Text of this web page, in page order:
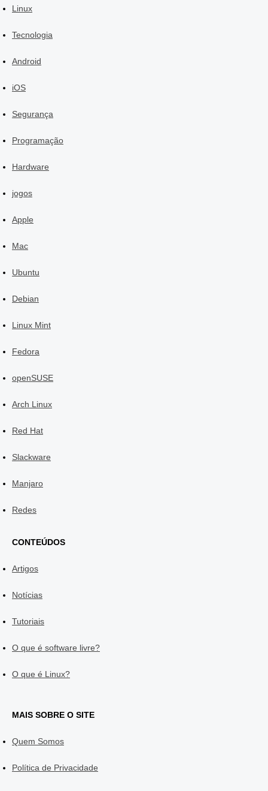
Linux
Tecnologia
Android
iOS
Segurança
Programação
Hardware
jogos
Apple
Mac
Ubuntu
Debian
Linux Mint
Fedora
openSUSE
Arch Linux
Red Hat
Slackware
Manjaro
Redes
CONTEÚDOS
Artigos
Notícias
Tutoriais
O que é software livre?
O que é Linux?
MAIS SOBRE O SITE
Quem Somos
Política de Privacidade